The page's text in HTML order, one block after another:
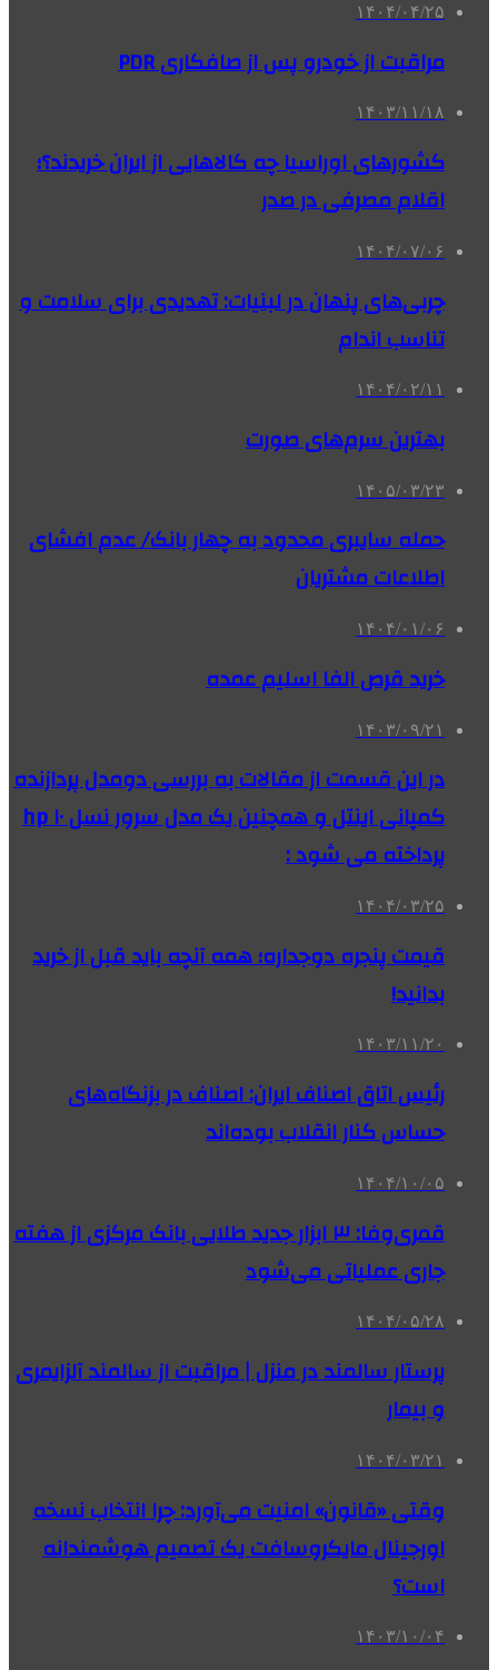
۱۴۰۴/۰۴/۲۵
مراقبت از خودرو پس از صافکاری PDR
۱۴۰۳/۱۱/۱۸
کشورهای اوراسیا چه کالاهایی از ایران خریدند؟؛
اقلام مصرفی در صدر
۱۴۰۴/۰۷/۰۶
چربی‌های پنهان در لبنیات: تهدیدی برای سلامت و
تناسب اندام
۱۴۰۴/۰۲/۱۱
بهترین سرم‌های صورت
۱۴۰۵/۰۳/۲۳
حمله سایبری محدود به چهار بانک/ عدم افشای
اطلاعات مشتریان
۱۴۰۴/۰۱/۰۶
خرید قرص الفا اسلیم عمده
۱۴۰۳/۰۹/۲۱
در این قسمت از مقالات به بررسی دو‌مدل پردازنده
کمپانی اینتل و همچنین یک مدل سرور نسل ۱۰ hp
پرداخته می شود :
۱۴۰۴/۰۳/۲۵
قیمت پنجره دوجداره؛ همه آنچه باید قبل از خرید
بدانید!
۱۴۰۳/۱۱/۲۰
رئیس اتاق اصناف ایران: اصناف در بزنگاه‌های
حساس کنار انقلاب بوده‌اند
۱۴۰۴/۱۰/۰۵
قمری‌وفا: ۳ ابزار جدید طلایی بانک مرکزی از هفته
جاری عملیاتی می‌شود
۱۴۰۴/۰۵/۲۸
پرستار سالمند در منزل | مراقبت از سالمند آلزایمری
و بیمار
۱۴۰۴/۰۳/۲۱
وقتی «قانون» امنیت می‌آورد: چرا انتخاب نسخه
اورجینال مایکروسافت یک تصمیم هوشمندانه
است؟
۱۴۰۳/۱۰/۰۴